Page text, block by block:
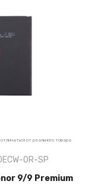
от реального товара
OR-SP
9/9 Premium